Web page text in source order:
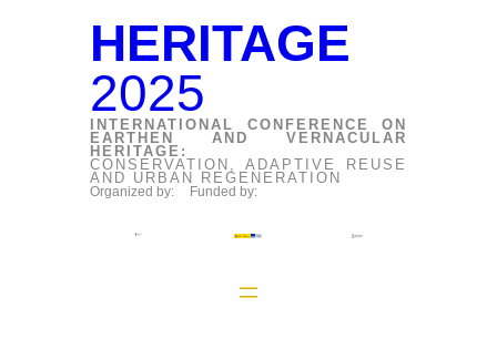
HERITAGE
2025
INTERNATIONAL CONFERENCE ON
EARTHEN AND VERNACULAR
HERITAGE:
CONSERVATION, ADAPTIVE REUSE
AND URBAN REGENERATION
Organized by: Funded by: